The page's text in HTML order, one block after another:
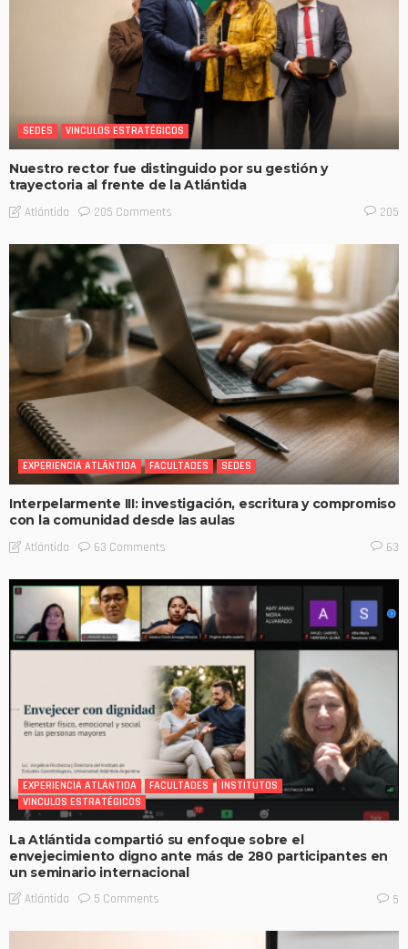
SEDES VINCULOS ESTRATÉGICOS
Nuestro rector fue distinguido por su gestión y
trayectoria al frente de la Atlántida
Atlántida 205 Comments 205
EXPERIENCIA ATLÁNTIDA FACULTADES SEDES
Interpelarmente III: investigación, escritura y compromiso
con la comunidad desde las aulas
Atlántida 63 Comments 63
EXPERIENCIA ATLÁNTIDA FACULTADES
INSTITUTOS
VINCULOS ESTRATÉGICOS
La Atlántida compartió su enfoque sobre el
envejecimiento digno ante más de 280 participantes en
un seminario internacional
Atlántida 5 Comments 5